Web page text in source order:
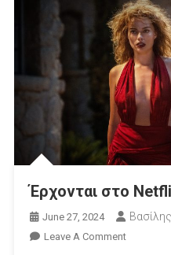
Έρχονται
Σε
Α’
Προβολή
Έρχονται στο
June 27, 2024
Leave A CommentOn